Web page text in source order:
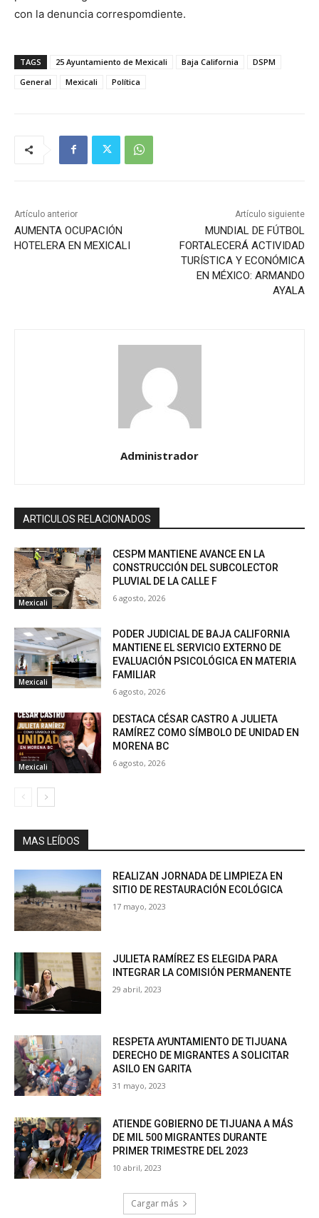
con la denuncia correspomdiente.
TAGS 25 Ayuntamiento de Mexicali Baja California
DSPM
General
Mexicali Política
Artículo anterior
AUMENTA OCUPACIÓN
HOTELERA EN MEXICALI
Artículo siguiente
MUNDIAL DE FÚTBOL
FORTALECERÁ ACTIVIDAD
TURÍSTICA Y ECONÓMICA
EN MÉXICO: ARMANDO
AYALA
Administrador
ARTICULOS RELACIONADOS
Mexicali
CESPM MANTIENE AVANCE EN LA
CONSTRUCCIÓN DEL SUBCOLECTOR
PLUVIAL DE LA CALLE F
6 agosto, 2026
Mexicali
PODER JUDICIAL DE BAJA CALIFORNIA
MANTIENE EL SERVICIO EXTERNO DE
EVALUACIÓN PSICOLÓGICA EN MATERIA
FAMILIAR
6 agosto, 2026
Mexicali
DESTACA CÉSAR CASTRO A JULIETA
RAMÍREZ COMO SÍMBOLO DE UNIDAD EN
MORENA BC
6 agosto, 2026
MAS LEÍDOS
REALIZAN JORNADA DE LIMPIEZA EN
SITIO DE RESTAURACIÓN ECOLÓGICA
17 mayo, 2023
JULIETA RAMÍREZ ES ELEGIDA PARA
INTEGRAR LA COMISIÓN PERMANENTE
29 abril, 2023
RESPETA AYUNTAMIENTO DE TIJUANA
DERECHO DE MIGRANTES A SOLICITAR
ASILO EN GARITA
31 mayo, 2023
ATIENDE GOBIERNO DE TIJUANA A MÁS
DE MIL 500 MIGRANTES DURANTE
PRIMER TRIMESTRE DEL 2023
10 abril, 2023
Cargar más